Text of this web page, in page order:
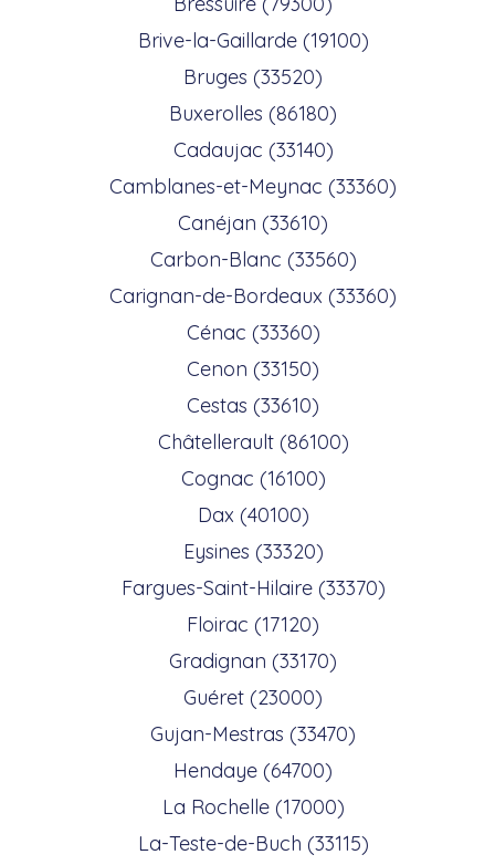
Brive-la-Gaillarde (19100)
Bruges (33520)
Buxerolles (86180)
Cadaujac (33140)
Camblanes-et-Meynac (33360)
Canéjan (33610)
Carbon-Blanc (33560)
Carignan-de-Bordeaux (33360)
Cénac (33360)
Cenon (33150)
Cestas (33610)
Châtellerault (86100)
Cognac (16100)
Dax (40100)
Eysines (33320)
Fargues-Saint-Hilaire (33370)
Floirac (17120)
Gradignan (33170)
Guéret (23000)
Gujan-Mestras (33470)
Hendaye (64700)
La Rochelle (17000)
La-Teste-de-Buch (33115)